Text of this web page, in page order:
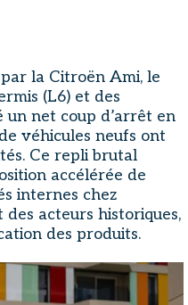
la Citroën Ami, le
(L6) et des
un net coup d’arrêt en
véhicules neufs ont
Ce repli brutal
accélérée de
internes chez
acteurs historiques,
des produits.